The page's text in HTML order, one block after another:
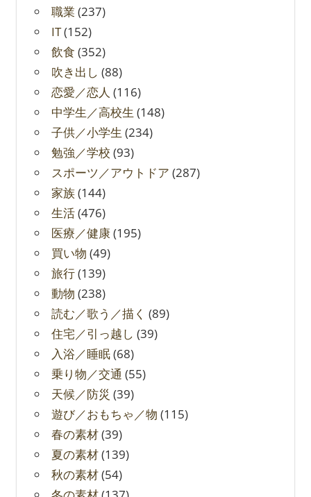
職業 (237)
IT(152)
飲食 (352)
吹き出し (88)
恋愛／恋人 (116)
中学生／高校生 (148)
子供／小学生 (234)
勉強／学校 (93)
スポーツ／アウトドア (287)
家族(144)
生活(476)
医療／健康(195)
買い物 (49)
旅行(139)
動物 (238)
読む／歌う／描く (89)
住宅／引っ越し (39)
入浴／睡眠(68)
乗り物／交通 (55)
天候／防災 (39)
遊び／おもちゃ／物 (115)
春の素材(39)
夏の素材(139)
秋の素材(54)